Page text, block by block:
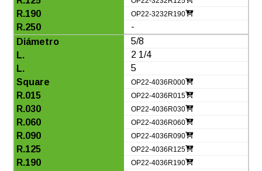
OP22-3232R190
-
5/8
2 1/4
5
OP22-4036R000
OP22-4036R015
OP22-4036R030
OP22-4036R060
OP22-4036R090
OP22-4036R125
OP22-4036R190